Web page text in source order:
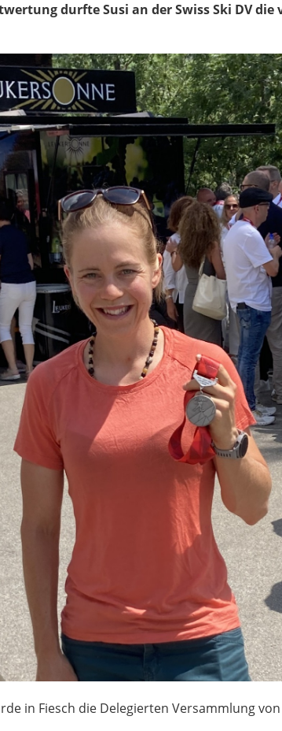
durfte Susi an der Swiss Ski DV
in Fiesch die Delegierten Versammlung